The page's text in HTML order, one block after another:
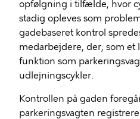
opfølgning i tilfælde, hvor
stadig opleves som
gadebaseret kontrol
medarbejdere, der, som
funktion som
udlejningscykler.
Kontrollen på gaden
parkeringsvagten